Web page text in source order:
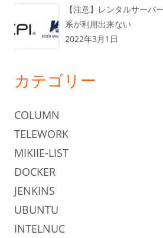
【注意】レンタルサーバ
系が利用出来ない
2022年3月1日
カテゴリー
COLUMN
TELEWORK
MIKIIE-LIST
DOCKER
JENKINS
UBUNTU
INTELNUC